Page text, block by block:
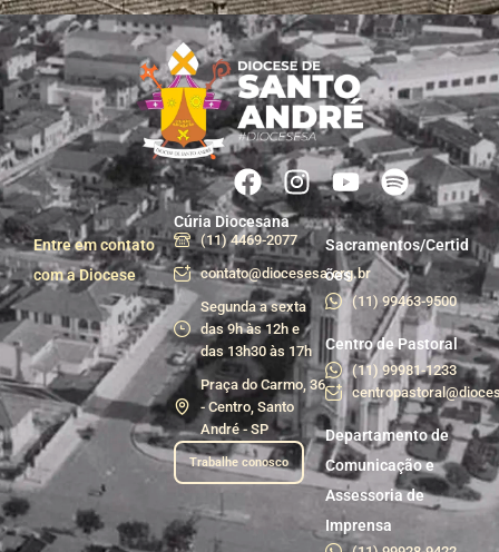
Entre em contato
com a Diocese
Cúria Diocesana
(11) 4469-2077
contato@diocesesa.org.br
Segunda a sexta
das 9h às 12h e
das 13h30 às 17h
Praça do Carmo, 36
- Centro, Santo
André - SP
Trabalhe conosco
Sacramentos/Certid
ões
(11) 99463-9500
Centro de Pastoral
(11) 99981-1233
Departamento de
Comunicação e
Assessoria de
Imprensa